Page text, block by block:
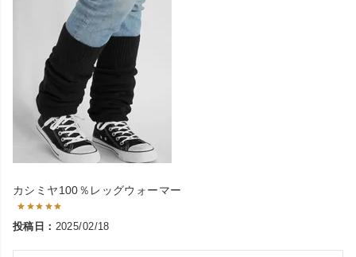
カシミヤ100％レッグウォーマー
投稿日 2025/02/18